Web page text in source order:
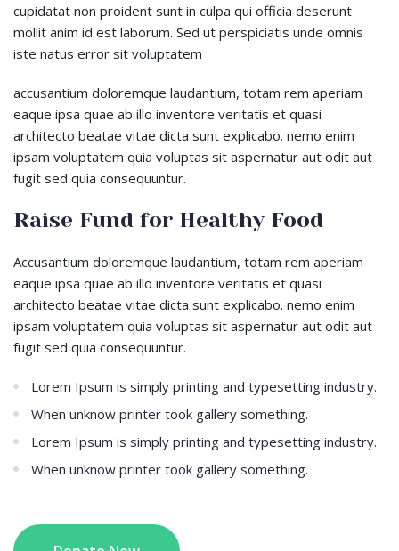
cupidatat non proident sunt in culpa qui officia deserunt
mollit anim id est laborum. Sed ut perspiciatis unde omnis
iste natus error sit voluptatem
accusantium doloremque laudantium, totam rem aperiam
eaque ipsa quae ab illo inventore veritatis et quasi
architecto beatae vitae dicta sunt explicabo. nemo enim
ipsam voluptatem quia voluptas sit aspernatur aut odit aut
fugit sed quia consequuntur.
Raise Fund for Healthy Food
Accusantium doloremque laudantium, totam rem aperiam
eaque ipsa quae ab illo inventore veritatis et quasi
architecto beatae vitae dicta sunt explicabo. nemo enim
ipsam voluptatem quia voluptas sit aspernatur aut odit aut
fugit sed quia consequuntur.
Lorem Ipsum is simply printing and typesetting industry.
When unknow printer took gallery something.
Lorem Ipsum is simply printing and typesetting industry.
When unknow printer took gallery something.